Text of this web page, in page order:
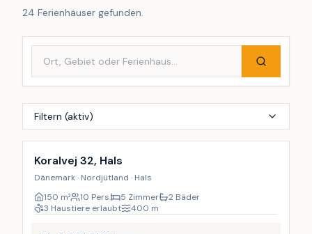
24 Ferienhäuser gefunden.
Filtern (aktiv)
Inkl. Endreinigung
Koralvej 32, Hals
Dänemark · Nordjütland · Hals
150 m² 10 Pers. 5 Zimmer
2 Bäder
3 Haustiere erlaubt
400 m